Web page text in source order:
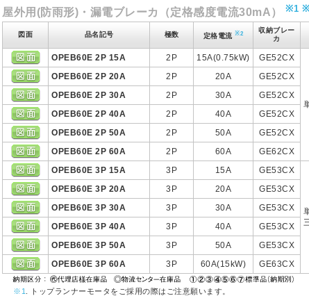
屋外用(防雨形)・漏電ブレーカ（定格感度電流30mA） ※1
図面 品名記号 極数 定格電流※2
収納ブレー
カ
OPEB60E 2P 15A 2P 15A(0.75kW) GE52CX
OPEB60E 2P 20A
2P 20A GE52CX
OPEB60E 2P 30A
2P 30A GE52CX
OPEB60E 2P 40A
2P 40A GE52CX
OPEB60E 2P 50A
2P 50A GE52CX
OPEB60E 2P 60A
2P 60A GE62CX
OPEB60E 3P 15A
3P 15A GE53CX
OPEB60E 3P 20A
3P 20A GE53CX
OPEB60E 3P 30A
3P 30A GE53CX
OPEB60E 3P 40A
3P 40A GE53CX
OPEB60E 3P 50A
3P 50A GE53CX
OPEB60E 3P 60A
3P 60A(15kW) GE63CX
※1
. トップランナーモータをご採用の際はご注意願います。